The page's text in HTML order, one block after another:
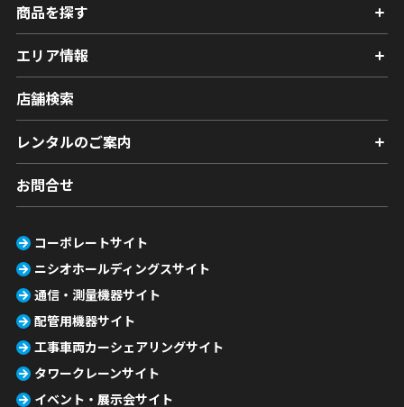
商品を探す
エリア情報
店舗検索
レンタルのご案内
お問合せ
コーポレートサイト
ニシオホールディングスサイト
通信・測量機器サイト
配管用機器サイト
工事車両カーシェアリングサイト
タワークレーンサイト
イベント・展示会サイト